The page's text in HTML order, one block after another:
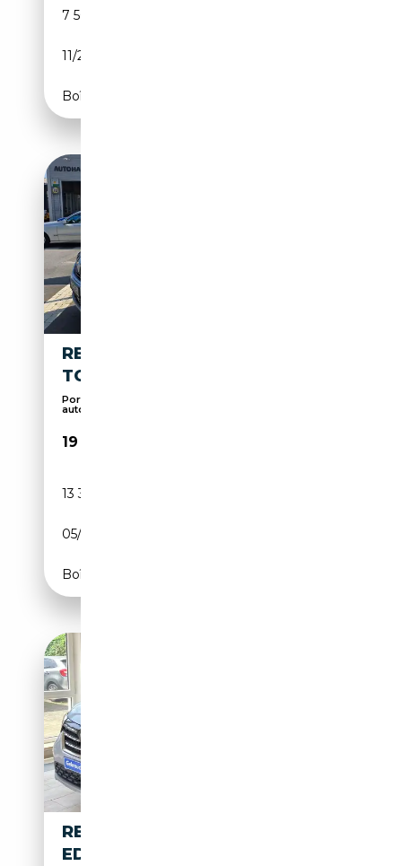
7 500 km
11/2025
Boîte automatique
RENAULT KANGOO III 1.3
TCE100 EQUILIBRE (EURO 6D)
Porte coulissante gauche, Climatisation
automatiqu...
19 890€
13 375 km
05/2023
Boîte manuelle
RENAULT KANGOO TCE 130
EDITION ONE EDC